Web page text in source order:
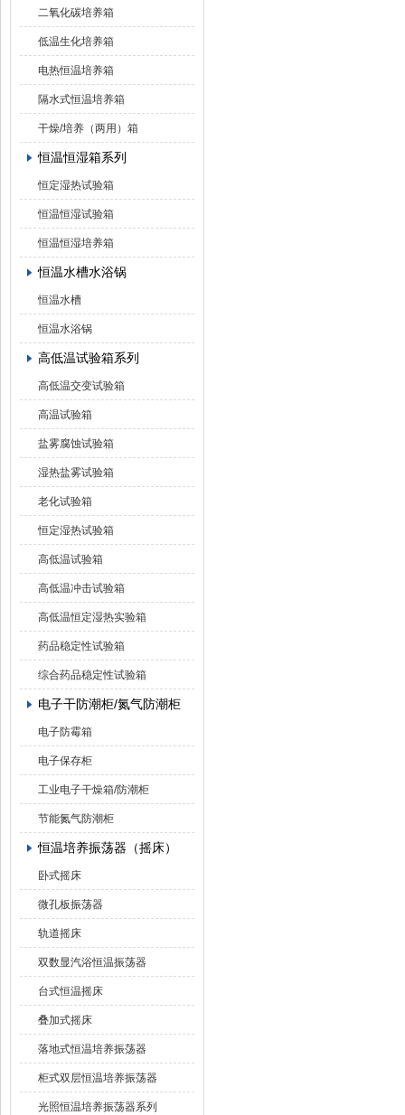
二氧化碳培养箱
低温生化培养箱
电热恒温培养箱
隔水式恒温培养箱
干燥/培养（两用）箱
恒温恒湿箱系列
恒定湿热试验箱
恒温恒湿试验箱
恒温恒湿培养箱
恒温水槽水浴锅
恒温水槽
恒温水浴锅
高低温试验箱系列
高低温交变试验箱
高温试验箱
盐雾腐蚀试验箱
湿热盐雾试验箱
老化试验箱
恒定湿热试验箱
高低温试验箱
高低温冲击试验箱
高低温恒定湿热实验箱
药品稳定性试验箱
综合药品稳定性试验箱
电子干防潮柜/氮气防潮柜
电子防霉箱
电子保存柜
工业电子干燥箱/防潮柜
节能氮气防潮柜
恒温培养振荡器（摇床）
卧式摇床
微孔板振荡器
轨道摇床
双数显汽浴恒温振荡器
台式恒温摇床
叠加式摇床
落地式恒温培养振荡器
柜式双层恒温培养振荡器
光照恒温培养振荡器系列